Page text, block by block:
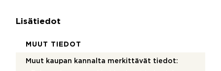
Lisätiedot
MUUT TIEDOT
Muut kaupan kannalta merkittävät tiedot: